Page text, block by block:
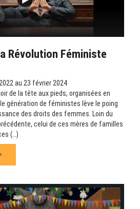
Révolution Féministe
au 23 février 2024
de la tête aux pieds, organisées en
génération de féministes lève le poing
des droits des femmes. Loin du
celui de ces mères de familles
(…)